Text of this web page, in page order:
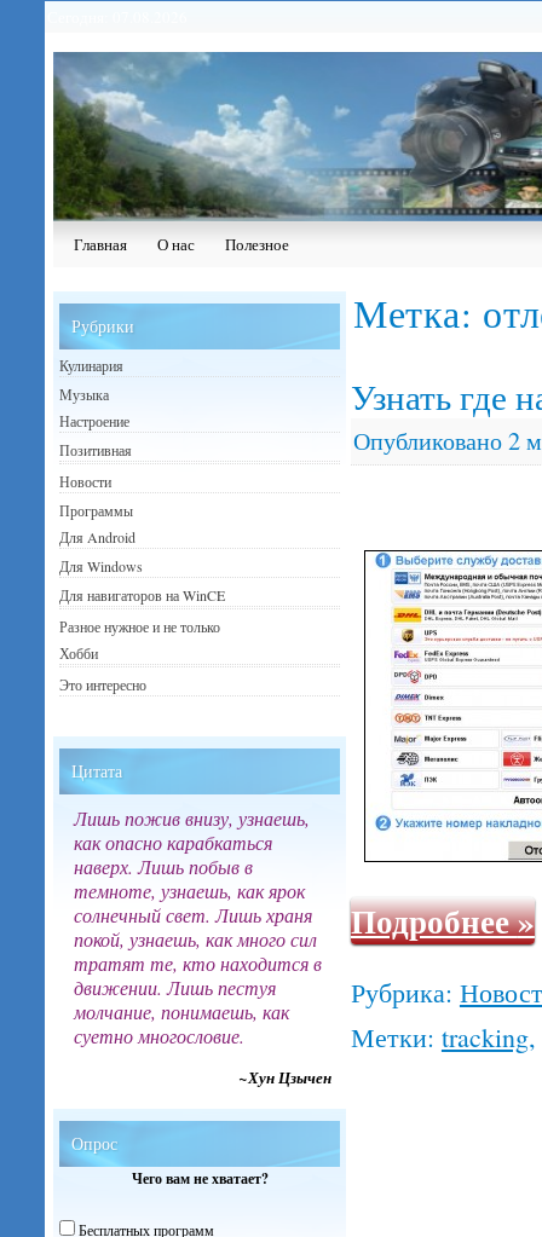
Главная О нас Полезное
Метка:
Узнать где
Опубликовано2
Подробнее»
Рубрика:
Метки: tracking,
Рубрики
Кулинария
Музыка
Настроение
Позитивная
Новости
Программы
Для Android
Для Windows
Для навигаторов на WinCE
Разное нужное и не только
Хобби
Это интересно
Цитата
Лишь пожив внизу, узнаешь,
как опасно карабкаться
наверх. Лишь побыв в
темноте, узнаешь, как ярок
солнечный свет. Лишь храня
покой, узнаешь, как много сил
тратят те, кто находится в
движении. Лишь пестуя
молчание, понимаешь, как
суетно многословие.
~Хун Цзычен
Опрос
Чего вам не хватает?
Бесплатных программ